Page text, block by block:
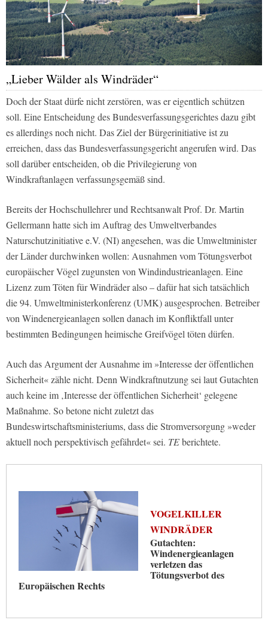
„Lieber Wälder als Windräder“
Doch der Staat dürfe nicht zerstören, was er eigentlich schützen
soll. Eine Entscheidung des Bundesverfassungsgerichtes dazu gibt
es allerdings noch nicht. Das Ziel der Bürgerinitiative ist zu
erreichen, dass das Bundesverfassungsgericht angerufen wird. Das
soll darüber entscheiden, ob die Privilegierung von
Windkraftanlagen verfassungsgemäß sind.
Bereits der Hochschullehrer und Rechtsanwalt Prof. Dr. Martin
Gellermann hatte sich im Auftrag des Umweltverbandes
Naturschutzinitiative e.V. (NI) angesehen, was die Umweltminister
der Länder durchwinken wollen: Ausnahmen vom Tötungsverbot
europäischer Vögel zugunsten von Windindustrieanlagen. Eine
Lizenz zum Töten für Windräder also – dafür hat sich tatsächlich
die 94. Umweltministerkonferenz (UMK) ausgesprochen. Betreiber
von Windenergieanlagen sollen danach im Konfliktfall unter
bestimmten Bedingungen heimische Greifvögel töten dürfen.
Auch das Argument der Ausnahme im »Interesse der öffentlichen
Sicherheit« zähle nicht. Denn Windkraftnutzung sei laut Gutachten
auch keine im ‚Interesse der öffentlichen Sicherheit‘ gelegene
Maßnahme. So betone nicht zuletzt das
Bundeswirtschaftsministeriums, dass die Stromversorgung »weder
aktuell noch perspektivisch gefährdet« sei. TEberichtete.
VOGELKILLER
WINDRÄDER
Gutachten:
Windenergieanlagen
verletzen das
Tötungsverbot des
Europäischen Rechts